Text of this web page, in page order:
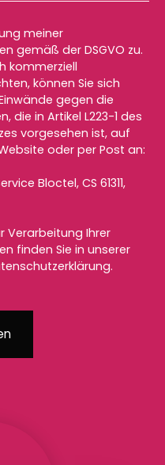
meiner
gemäß der DSGVO zu.
kommerziell
können Sie sich
gegen die
die in Artikel L223-1 des
vorgesehen ist, auf
oder per Post an:
Bloctel, CS 61311,
Verarbeitung Ihrer
finden Sie in unserer
.